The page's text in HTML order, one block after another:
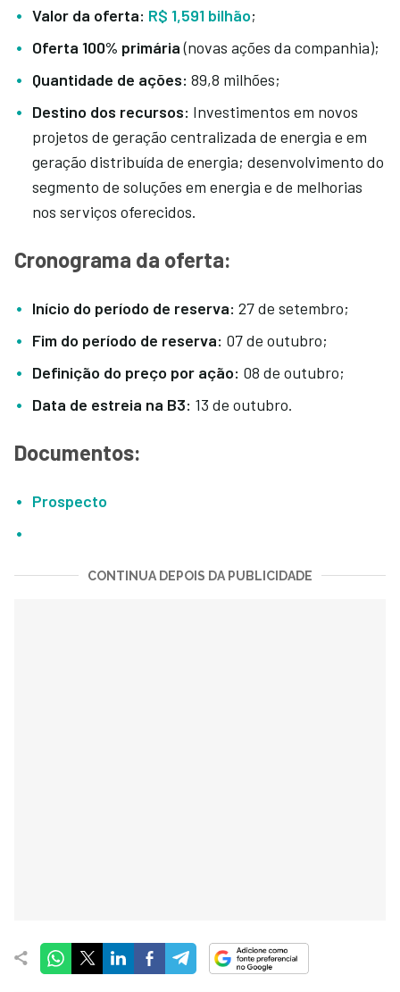
Valor da oferta: R$ 1,591 bilhão;
Oferta 100% primária(novas ações da companhia);
Quantidade de ações: 89,8 milhões;
Destino dos recursos: Investimentos em novos
projetos de geração centralizada de energia e em
geração distribuída de energia; desenvolvimento do
segmento de soluções em energia e de melhorias
nos serviços oferecidos.
Cronograma da oferta:
Início do período de reserva: 27 de setembro;
Fim do período de reserva: 07 de outubro;
Definição do preço por ação: 08 de outubro;
Data de estreia na B3: 13 de outubro.
Documentos:
Prospecto
CONTINUA DEPOIS DA PUBLICIDADE